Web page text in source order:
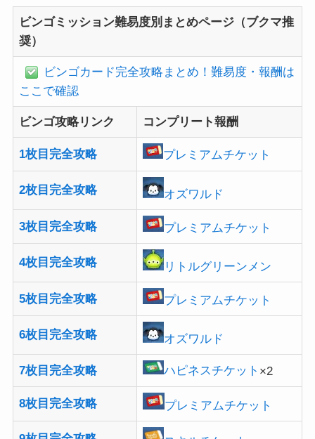
ビンゴミッション難易度別まとめページ（ブクマ推
奨）
ビンゴカード完全攻略まとめ！難易度・報酬は
ここで確認
ビンゴ攻略リンク コンプリート報酬
1枚目完全攻略 プレミアムチケット
2枚目完全攻略 オズワルド
3枚目完全攻略 プレミアムチケット
4枚目完全攻略 リトルグリーンメン
5枚目完全攻略 プレミアムチケット
6枚目完全攻略 オズワルド
7枚目完全攻略 ハピネスチケット ×2
8枚目完全攻略 プレミアムチケット